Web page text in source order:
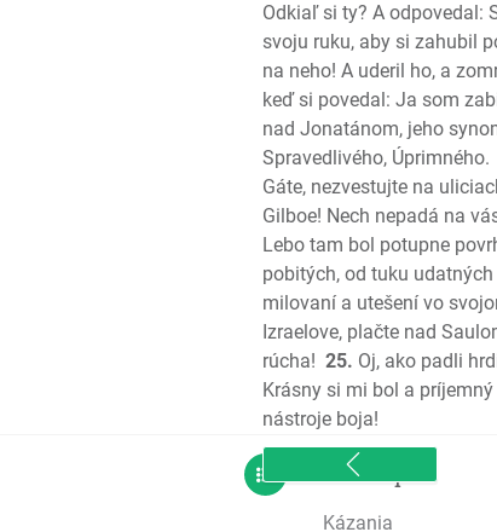
Odkiaľ si ty? A odpovedal:
svoju ruku, aby si zahubil
na neho! A uderil ho, a
keď si povedal: Ja som
nad Jonatánom, jeho
Spravedlivého, Úprimného.
Gáte, nezvestujte na
Gilboe! Nech nepadá na
Lebo tam bol potupne
pobitých, od tuku
milovaní a utešení vo
Izraelove, plačte nad
rúcha! 25. Oj, ako padli
Krásny si mi bol a
nástroje boja!
sitemap
Kázania